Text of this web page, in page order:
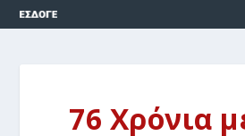
76 Χρόνια